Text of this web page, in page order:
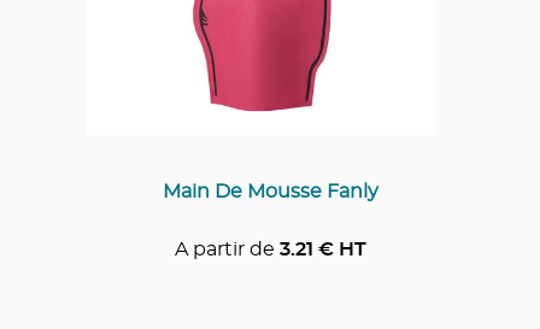
Main De Mousse Fanly
A partir de 3.21 € HT